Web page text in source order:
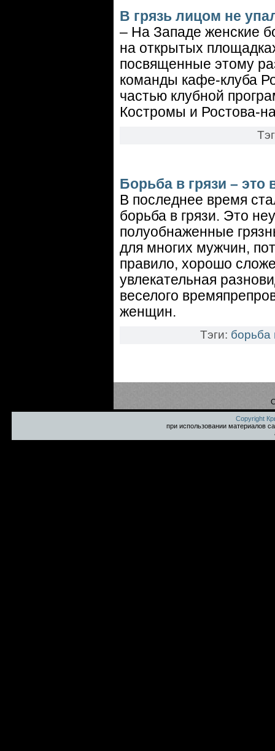
В грязь лицом не
– На Западе женские
на открытых
посвященные этому
команды кафе-клуба
частью клубной
Костромы и Ростова-
Борьба в грязи – это
В последнее время
борьба в грязи. Это
полуобнаженные
для многих мужчин,
правило, хорошо
увлекательная
веселого
женщин.
Тэги: борьба
Copyright
при использовании материалов